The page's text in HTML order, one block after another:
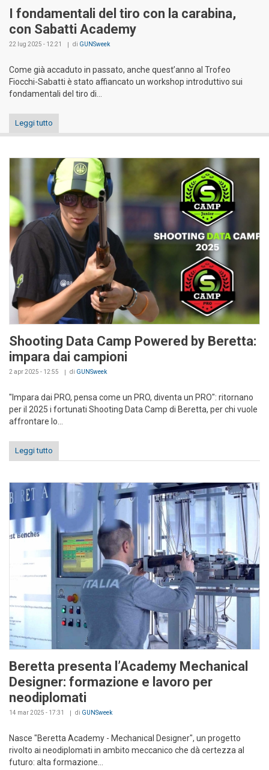
I fondamentali del tiro con la carabina,
con Sabatti Academy
22 lug 2025 - 12:21 di GUNSweek
Come già accaduto in passato, anche quest’anno al Trofeo
Fiocchi-Sabatti è stato affiancato un workshop introduttivo sui
fondamentali del tiro di...
Leggi tutto
Shooting Data Camp Powered by Beretta:
impara dai campioni
2 apr 2025 - 12:55 di GUNSweek
"Impara dai PRO, pensa come un PRO, diventa un PRO": ritornano
per il 2025 i fortunati Shooting Data Camp di Beretta, per chi vuole
affrontare lo...
Leggi tutto
Beretta presenta l’Academy Mechanical
Designer: formazione e lavoro per
neodiplomati
14 mar 2025 - 17:31 di GUNSweek
Nasce "Beretta Academy - Mechanical Designer", un progetto
rivolto ai neodiplomati in ambito meccanico che dà certezza al
futuro: alta formazione...